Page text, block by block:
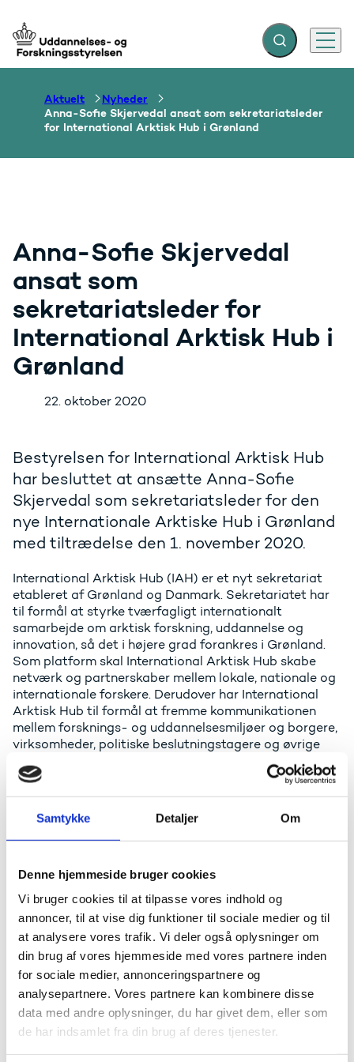
Samtykke Detaljer Om
Denne hjemmeside bruger cookies
Vi bruger cookies til at tilpasse vores indhold og
annoncer, til at vise dig funktioner til sociale medier og til
at analysere vores trafik. Vi deler også oplysninger om
din brug af vores hjemmeside med vores partnere inden
for sociale medier, annonceringspartnere og
analysepartnere. Vores partnere kan kombinere disse
data med andre oplysninger, du har givet dem, eller som
de har indsamlet fra din brug af deres tjenester.
Gå til forsiden Fold søgefelt ud
Menu
Aktuelt
Nyheder
Anna-Sofie Skjervedal ansat som sekretariatsleder
for International Arktisk Hub i Grønland
Anna-Sofie Skjervedal
ansat som
sekretariatsleder for
International Arktisk Hub i
Grønland
22. oktober 2020
Bestyrelsen for International Arktisk Hub
har besluttet at ansætte Anna-Sofie
Skjervedal som sekretariatsleder for den
nye Internationale Arktiske Hub i Grønland
med tiltrædelse den 1. november 2020.
International Arktisk Hub (IAH) er et nyt sekretariat
etableret af Grønland og Danmark. Sekretariatet har
til formål at styrke tværfagligt internationalt
samarbejde om arktisk forskning, uddannelse og
innovation, så det i højere grad forankres i Grønland.
Som platform skal International Arktisk Hub skabe
netværk og partnerskaber mellem lokale, nationale og
internationale forskere. Derudover har International
Arktisk Hub til formål at fremme kommunikationen
mellem forsknings- og uddannelsesmiljøer og borgere,
virksomheder, politiske beslutningstagere og øvrige
interessenter til gavn for bæredygtig udvikling i det
grønlandske samfund. Sekretariatet bliver fysisk
placeret i Grønlands Naturinstituts faciliteter i Nuuk.
Med ansættelsen af Anna-Sofie Skjervedal får
International Arktisk Hub en yderst kompetent
projektledelse og kommunikation. Anna-Sofie
Universitet og Ilisimatusarfik – Grønlands Universitet
for sin afhandling om borgerinddragelse med særligt
fokus på inddragelse af unge i Grønland. Hun har siden
2017 arbejdet som ledende konsulent inden for
borgerinddragelse hos Kommuneqarfik Sermersooq.
Anna-Sofie Skjervedal er opvokset i Nuuk og har boet
i udlandet i forbindelse med sit uddannelsesforløb. I
2016 flyttede hun tilbage til Nuuk sammen med sin
mand og parrets to børn.